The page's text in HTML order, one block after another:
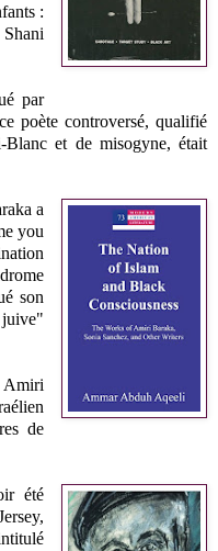
:
par
poète controversé, qualifié
Blanc et de misogyne, était
a
you
son
de
été